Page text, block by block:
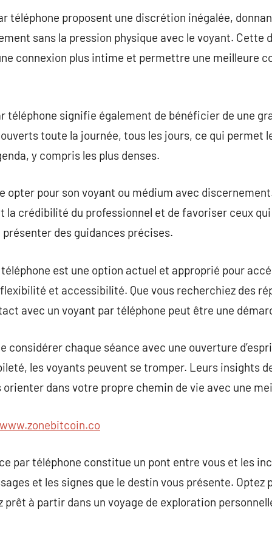
téléphone proposent une discrétion inégalée,
sans la pression physique avec le voyant. Cette
connexion plus intime et permettre une meilleure
téléphone signifie également de bénéficier de une
toute la journée, tous les jours, ce qui permet
y compris les plus denses.
opter pour son voyant ou médium avec
la crédibilité du professionnel et de favoriser ceux
des guidances précises.
est une option actuel et approprié pour
et accessibilité. Que vous recherchiez des
avec un voyant par téléphone peut être une
chaque séance avec une ouverture
les voyants peuvent se tromper. Leurs insights
dans votre propre chemin de vie avec une
www.zonebitcoin.co
par téléphone constitue un pont entre vous et les
et les signes que le destin vous présente.
à partir dans un voyage de exploration